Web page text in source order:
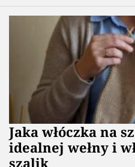
Jaka włóczka na
idealnej wełny i
szalik